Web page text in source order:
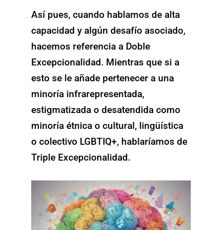
Así pues, cuando hablamos de alta
capacidad y algún desafío asociado,
hacemos referencia a Doble
Excepcionalidad. Mientras que si a
esto se le añade pertenecer a una
minoría infrarepresentada,
estigmatizada o desatendida como
minoría étnica o cultural, lingüística
o colectivo LGBTIQ+, hablaríamos de
Triple Excepcionalidad.